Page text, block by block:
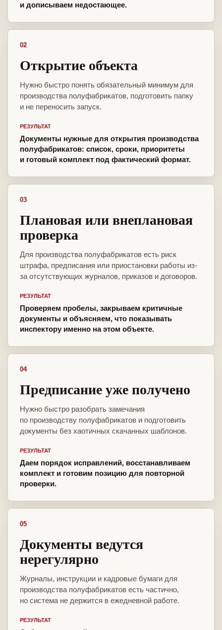
и дописываем недостающее.
02
Открытие объекта
Нужно быстро понять обязательный минимум для
производства полуфабрикатов, подготовить папку
и не переносить запуск.
РЕЗУЛЬТАТ
Документы нужные для открытия производства
полуфабрикатов: список, сроки, приоритеты
и готовый комплект под фактический формат.
03
Плановая или внеплановая
проверка
Для производства полуфабрикатов есть риск
штрафа, предписания или приостановки работы из-
за отсутствующих журналов, приказов и договоров.
РЕЗУЛЬТАТ
Проверяем пробелы, закрываем критичные
документы и объясняем, что показывать
инспектору именно на этом объекте.
04
Предписание уже получено
Нужно быстро разобрать замечания
по производству полуфабрикатов и подготовить
документы без хаотичных скачанных шаблонов.
РЕЗУЛЬТАТ
Даем порядок исправлений, восстанавливаем
комплект и готовим позицию для повторной
проверки.
05
Документы ведутся
нерегулярно
Журналы, инструкции и кадровые бумаги для
производства полуфабрикатов есть частично,
но система не держится в ежедневной работе.
РЕЗУЛЬТАТ